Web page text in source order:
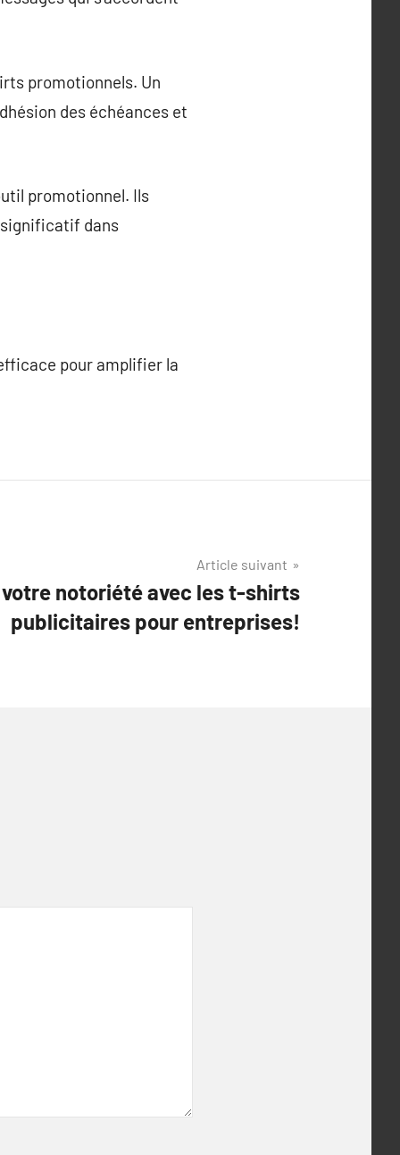
promotionnels. Un
des échéances et
promotionnel. Ils
dans
pour amplifier la
Article suivant
notoriété avec les t-shirts
publicitaires pour entreprises!